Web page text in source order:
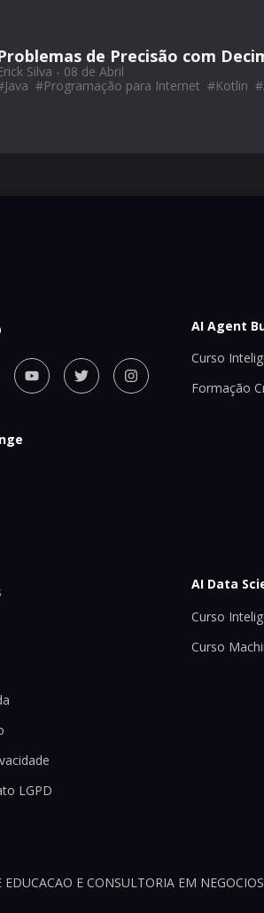
de Precisão com
Silva - 08 de Abril
Java #Programação para Internet #Kotlin #
LGPD
AI Agent
Curso
Formação
AI Data
Curso
Curso
E CONSULTORIA EM